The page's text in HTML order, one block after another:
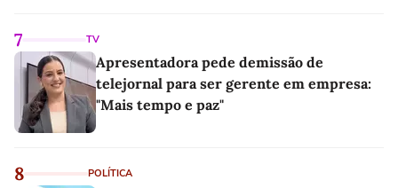
7 TV
Apresentadora pede demissão de
telejornal para ser gerente em empresa:
"Mais tempo e paz"
8 POLÍTICA